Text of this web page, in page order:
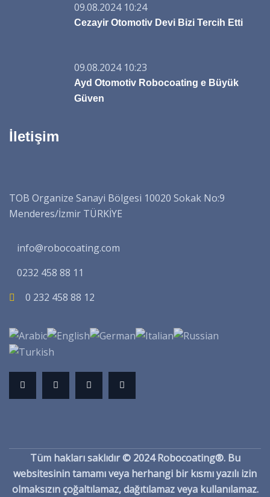
09.08.2024 10:24
Cezayir Otomotiv Devi Bizi Tercih Etti
09.08.2024 10:23
Ayd Otomotiv Robocoating e Büyük
Güven
İletişim
TOB Organize Sanayi Bölgesi 10020 Sokak No:9
Menderes/İzmir TÜRKİYE
info@robocoating.com
0232 458 88 11
0 232 458 88 12
Tüm hakları saklıdır © 2024 Robocoating®. Bu
websitesinin tamamı veya herhangi bir kısmı yazılı izin
olmaksızın çoğaltılamaz, dağıtılamaz veya kullanılamaz.